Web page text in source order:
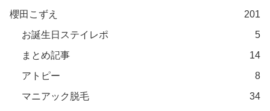
櫻田こずえ
201
お誕生日ステイレポ
5
まとめ記事
14
アトピー
8
マニアック脱毛
34